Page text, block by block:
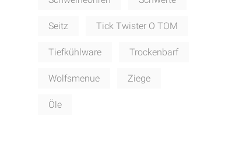
Seitz Tick Twister O TOM
Tiefkühlware Trockenbarf
Wolfsmenue Ziege
Öle